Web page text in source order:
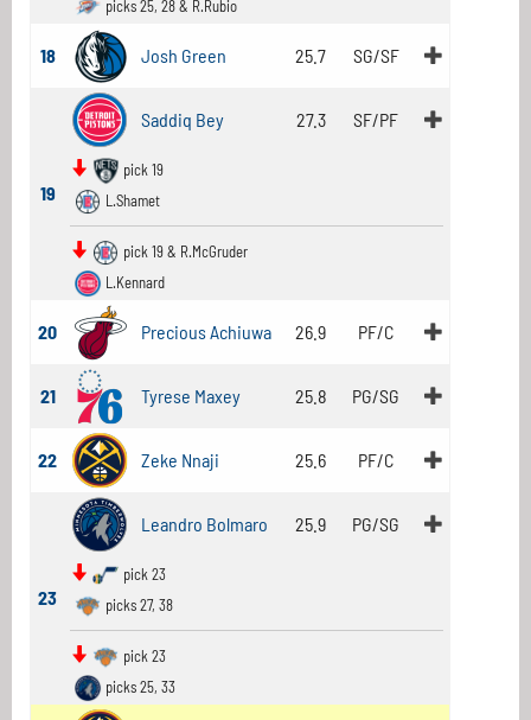
picks 25, 28 & R.Rubio
18 Josh Green 25.7 SG/SF
19
Saddiq Bey 27.3 SF/PF
pick 19
L.Shamet
pick 19 & R.McGruder
L.Kennard
20 Precious Achiuwa 26.9 PF/C
21 Tyrese Maxey 25.8 PG/SG
22 Zeke Nnaji 25.6 PF/C
23
Leandro Bolmaro 25.9 PG/SG
pick 23
picks 27, 38
pick 23
picks 25, 33